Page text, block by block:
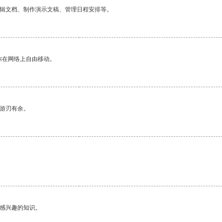
档、制作演示文稿、管理日程安排等。
网络上自由移动。
刃有余。
兴趣的知识。